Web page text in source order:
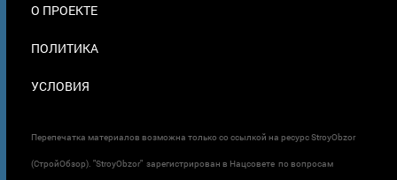
О ПРОЕКТЕ
ПОЛИТИКА
УСЛОВИЯ
Перепечатка материалов возможна только со ссылкой на ресурс StroyObzor
(СтройОбзор). "StroyObzor" зарегистрирован в Нацсовете по вопросам